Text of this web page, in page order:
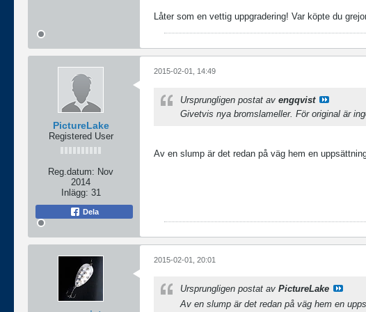
Låter som en vettig uppgradering! Var köpte du
PictureLake
Registered User
Reg.datum: Nov
2014
Inlägg: 31
Dela
2015-02-01, 14:49
Ursprungligen postat av engqvist
Givetvis nya bromslameller. För original är
Av en slump är det redan på väg hem en
2015-02-01, 20:01
Ursprungligen postat av PictureLake
Av en slump är det redan på väg hem en